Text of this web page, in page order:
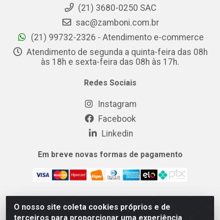
O nosso site coleta cookies próprios e de
terceiros para proporcionar uma experiência
(21) 3680-0250 SAC
sac@zamboni.com.br
(21) 99732-2326 - Atendimento e-commerce
Atendimento de segunda a quinta-feira das 08h
às 18h e sexta-feira das 08h às 17h.
Redes Sociais
Instagram
Facebook
Linkedin
Em breve novas formas de pagamento
MIX CERTO DISTRIBUIDORA DE COSMÉTICOS ALIMENTOS E